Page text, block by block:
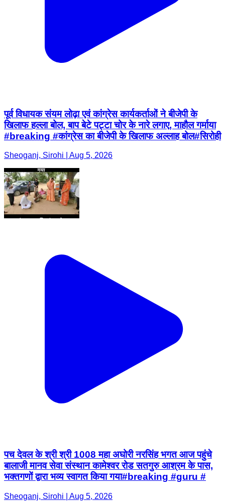
पूर्व विधायक संयम लोढ़ा एवं कांग्रेस कार्यकर्ताओं ने बीजेपी के
खिलाफ हल्ला बोल, बाप बेटे पट्टा चोर के नारे लगाए, माहौल गर्माया
#breaking #कांग्रेस का बीजेपी के खिलाफ अल्लाह बोल#सिरोही
Sheoganj, Sirohi | Aug 5, 2026
पच देवल के श्री श्री 1008 महा अघोरी नरसिंह भगत आज पहुंचे
बालाजी मानव सेवा संस्थान कामेश्वर रोड सतगुरु आश्रम के पास,
भक्तगणों द्वारा भव्य स्वागत किया गया#breaking #guru #
Sheoganj, Sirohi | Aug 5, 2026